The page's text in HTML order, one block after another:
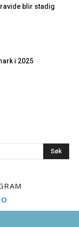
blir stadig
i 2025
Søk